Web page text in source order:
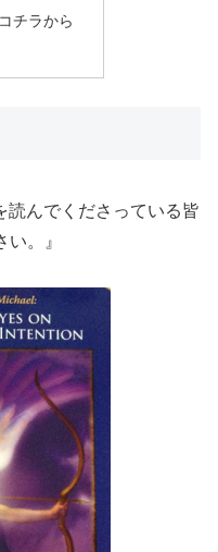
チラから
んでくださっている皆
。』